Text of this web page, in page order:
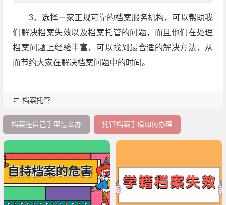
3、选择一家正规可靠的档案服务机构，可以帮助我
们解决档案失效以及档案托管的问题，而且他们在处理
档案问题上经验丰富，可以找到最合适的解决方法，从
而节约大家在解决档案问题中的时间。
档案托管
档案在自己手里怎么办 托管档案手续如何办理